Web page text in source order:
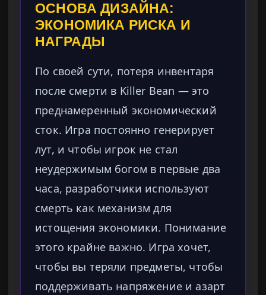
ОСНОВА ДИЗАЙНА:
ЭКОНОМИКА РИСКА И
НАГРАДЫ
По своей сути, потеря инвентаря
после смерти в Killer Bean — это
преднамеренный экономический
сток. Игра постоянно генерирует
лут, и чтобы игрок не стал
неудержимым богом в первые два
часа, разработчики используют
смерть как механизм для
истощения экономики. Понимание
этого крайне важно. Игра хочет,
чтобы вы теряли предметы, чтобы
поддерживать напряжение и азарт